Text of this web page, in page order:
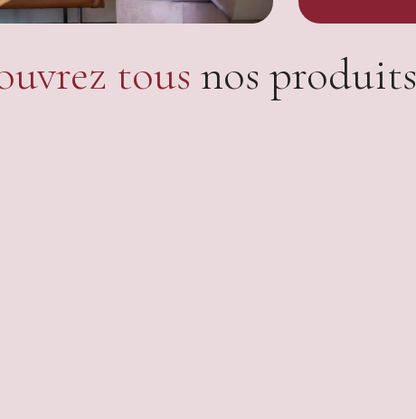
tous nos produits